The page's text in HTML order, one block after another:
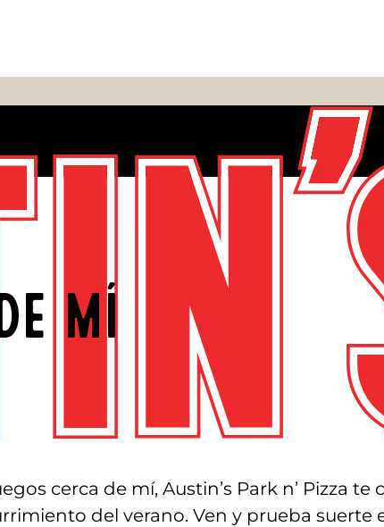
MÍ
cerca de mí, Austin’s Park n’ Pizza te
del verano. Ven y prueba suerte